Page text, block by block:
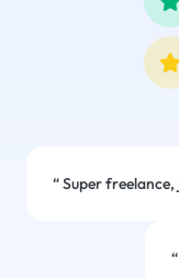
“Super freelance,
“